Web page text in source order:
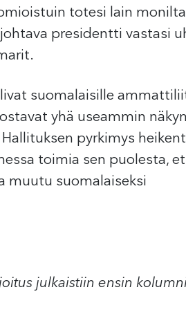
totesi lain
presidentti vastasi
suomalaisille
yhä useammin
pyrkimys
toimia sen puolesta,
muutu suomalaiseksi
julkaistiin ensin